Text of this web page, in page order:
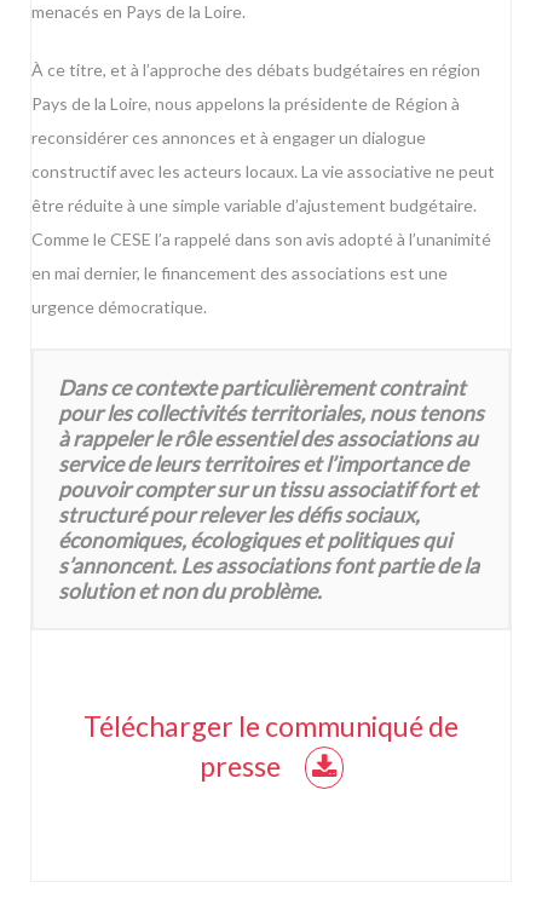
menacés en Pays de la Loire.
À ce titre, et à l’approche des débats budgétaires en région
Pays de la Loire, nous appelons la présidente de Région à
reconsidérer ces annonces et à engager un dialogue
constructif avec les acteurs locaux. La vie associative ne peut
être réduite à une simple variable d’ajustement budgétaire.
Comme le CESE l’a rappelé dans son avis adopté à l’unanimité
en mai dernier, le financement des associations est une
urgence démocratique.
Dans ce contexte particulièrement contraint
pour les collectivités territoriales, nous tenons
à rappeler le rôle essentiel des associations au
service de leurs territoires et l’importance de
pouvoir compter sur un tissu associatif fort et
structuré pour relever les défis sociaux,
économiques, écologiques et politiques qui
s’annoncent. Les associations font partie de la
solution et non du problème.
Télécharger le communiqué de
presse